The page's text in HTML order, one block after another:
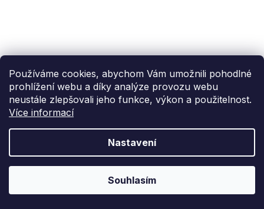
Používáme cookies, abychom Vám umožnili pohodlné
prohlížení webu a díky analýze provozu webu
neustále zlepšovali jeho funkce, výkon a použitelnost.
Více informací
Nastavení
Souhlasím